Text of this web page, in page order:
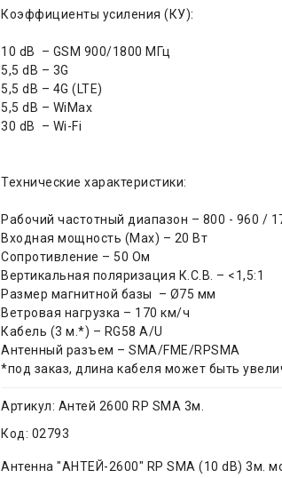
Коэффициенты усиления (КУ):
10 dB – GSM 900/1800 МГц
5,5 dB – 3G
5,5 dB – 4G (LTE)
5,5 dB – WiMax
30 dB – Wi-Fi
Технические характеристики:
Рабочий частотный диапазон – 800 - 960 /
Входная мощность (Max) – 20 Вт
Сопротивление – 50 Ом
Вертикальная поляризация К.С.В. – <1,5:1
Размер магнитной базы – Ø75 мм
Ветровая нагрузка – 170 км/ч
Кабель (3 м.*) – RG58 A/U
Антенный разъем – SMA/FME/RPSMA
*под заказ, длина кабеля может быть
Артикул: Антей 2600 RP SMA 3м.
Код: 02793
Антенна "АНТЕЙ-2600" RP SMA (10 dB) 3м.